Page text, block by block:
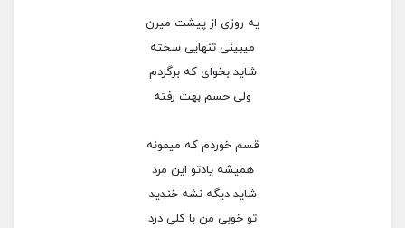
یه روزی از پیشت میرن
میبینی تنهایی سخته
شاید بخوای که برگردم
ولی حسم بهت رفته
قسم خوردم که میمونه
همیشه یادتو این مرد
شاید دیگه نشه خندید
تو خوبی من با کلی درد